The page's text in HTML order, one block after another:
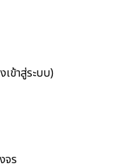
ข้าสู่ระบบ)
จร